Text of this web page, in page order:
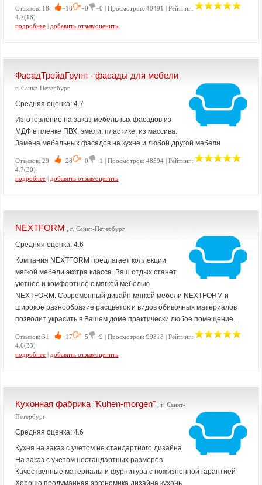
Отзывов: 18 −18 −0
−0 | Просмотров: 40491 | Рейтинг:
4.7(18)
подробнее | добавить отзыв/оценить
ФасадТрейдГрупп - фасады для мебели
г. Санкт-Петербург
Средняя оценка: 4.7
Изготовление на заказ мебельных фасадов из
МДФ в пленке ПВХ, эмали, пластике, из массива.
Замена мебельных фасадов на кухне и любой другой мебели
Отзывов: 29 −28 −0
−1 | Просмотров: 48594 | Рейтинг:
4.7(30)
подробнее | добавить отзыв/оценить
NEXTFORM , г. Санкт-Петербург
Средняя оценка: 4.6
Компания NEXTFORM предлагает коллекции
мягкой мебели экстра класса. Ваш отдых станет
уютнее и комфортнее с мягкой мебелью
NEXTFORM. Современный дизайн мягкой мебели NEXTFORM и
широкое разнообразие расцветок и видов обивочных материалов
позволит украсить в Вашем доме практически любое помещение.
Отзывов: 31 −17 −5
−9 | Просмотров: 99818 | Рейтинг:
4.6(33)
подробнее | добавить отзыв/оценить
Кухонная фабрика "Kuhen-morgen" , г. Санкт-
Петербург
Средняя оценка: 4.6
Кухня на заказ с учетом не стандартного дизайна
На заказ с учетом нестандартных размеров
Качественные материалы и фурнитура с пожизненной гарантией
Хорошо продуманная эргономика дизайна кухонь